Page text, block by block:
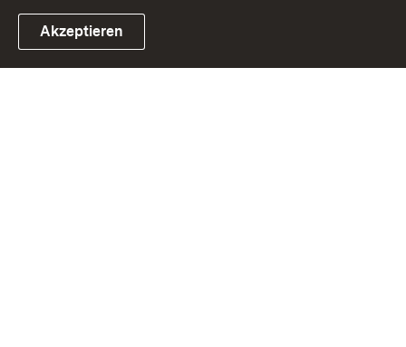
Link zum Landesportal
Akzeptieren